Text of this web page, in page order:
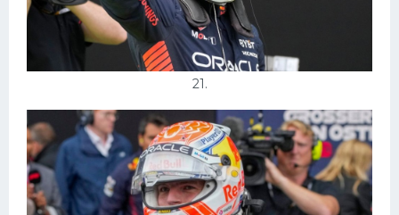
21.